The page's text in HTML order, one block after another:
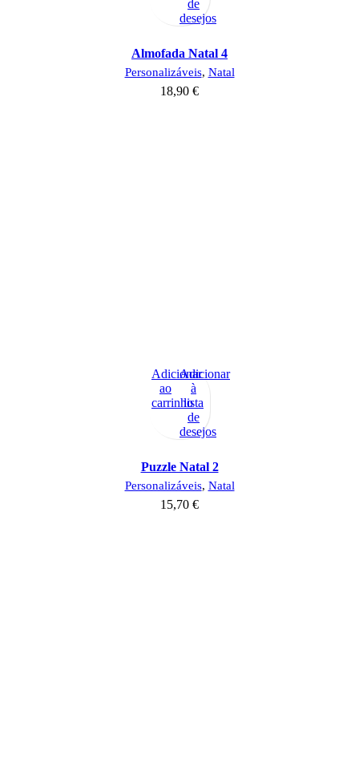
de
desejos
Almofada Natal 4
Personalizáveis, Natal
18,90 €
Adicionar
ao
carrinho
Adicionar
à
lista
de
desejos
Puzzle Natal 2
Personalizáveis, Natal
15,70 €